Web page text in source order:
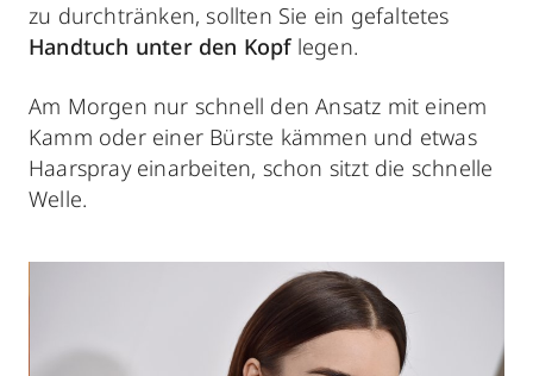
zu durchtränken, sollten Sie ein gefaltetes
Handtuch unter den Kopf legen.
Am Morgen nur schnell den Ansatz mit einem
Kamm oder einer Bürste kämmen und etwas
Haarspray einarbeiten, schon sitzt die schnelle
Welle.